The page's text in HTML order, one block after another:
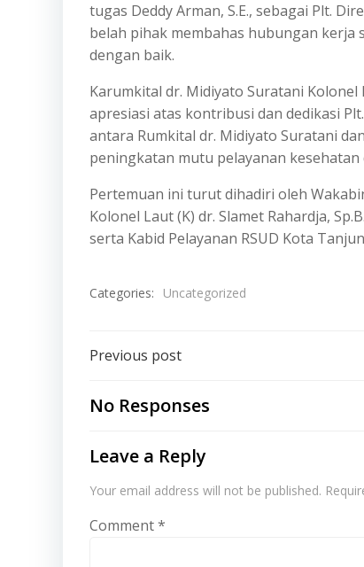
tugas Deddy Arman, S.E., sebagai Plt.
belah pihak membahas hubungan kerja
dengan baik.
Karumkital dr. Midiyato Suratani Kolonel
apresiasi atas kontribusi dan dedikasi
antara Rumkital dr. Midiyato Suratani
peningkatan mutu pelayanan
Pertemuan ini turut dihadiri oleh
Kolonel Laut (K) dr. Slamet Rahardja,
serta Kabid Pelayanan RSUD Kota
Categories: Uncategorized
Post
navigation
Previous post
No Responses
Leave a Reply
Your email address will not be published.
Comment*